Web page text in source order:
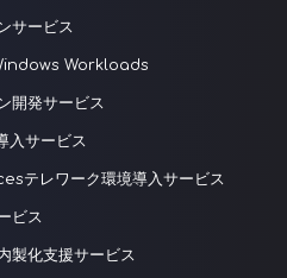
サービス
Workloads
開発サービス
サービス
テレワーク環境導入サービス
ビス
製化支援サービス